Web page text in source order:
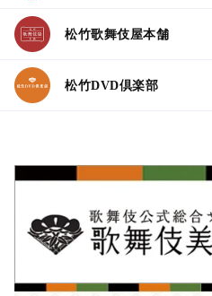
松竹歌舞伎屋本舗
松竹DVD倶楽部